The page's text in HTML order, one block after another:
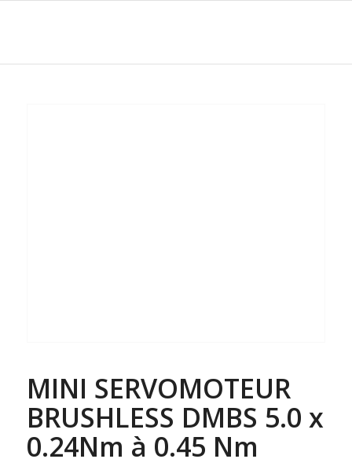
MINI SERVOMOTEUR
BRUSHLESS DMBS 5.0 x
0.24Nm à 0.45 Nm